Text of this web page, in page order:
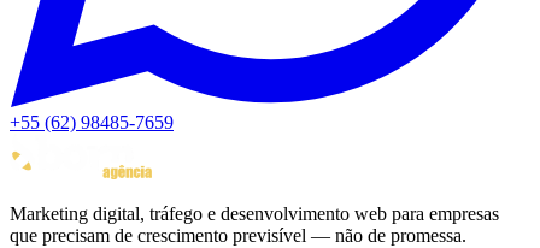
+55 (62) 98485-7659
Marketing digital, tráfego e desenvolvimento web para empresas
que precisam de crescimento previsível — não de promessa.